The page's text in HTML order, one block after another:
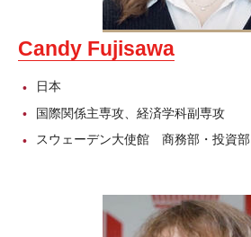
障がい学生支援室（英語）
TUJ CARE チーム（英語）
Candy Fujisawa
日本
国際関係主専攻、経済学科副専攻
スウェーデン大使館 商務部・投資部